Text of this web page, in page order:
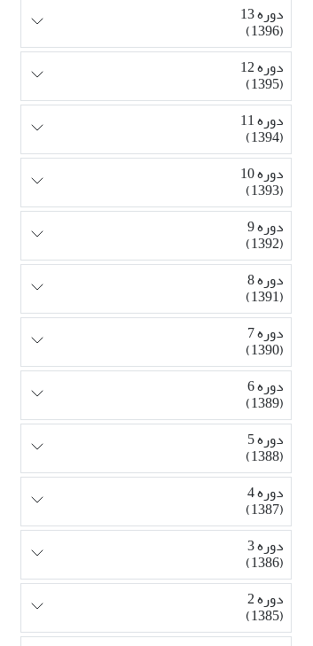
دوره 13
(1396)
دوره 12
(1395)
دوره 11
(1394)
دوره 10
(1393)
دوره 9
(1392)
دوره 8
(1391)
دوره 7
(1390)
دوره 6
(1389)
دوره 5
(1388)
دوره 4
(1387)
دوره 3
(1386)
دوره 2
(1385)